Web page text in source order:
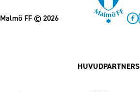
Malmö FF© 2026
HUVUDPARTNERS